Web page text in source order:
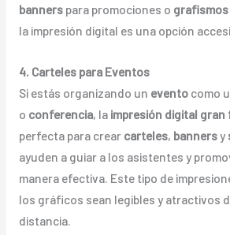
bannerspara promociones o grafismos
la impresión digital es una opción
4. Carteles para Eventos
Si estás organizando un eventocomo
o conferencia, la impresión digital
perfecta para crear carteles, bannersy
ayuden a guiar a los asistentes y
manera efectiva. Este tipo de
los gráficos sean legibles y atractivos
distancia.